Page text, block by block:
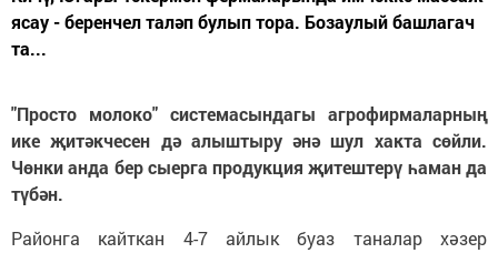
ясау - беренчел таләп булып тора. Бозаулый башлагач
та...
"Просто молоко" системасындагы агрофирмаларның
ике җитәкчесен дә алыштыру әнә шул хакта сөйли.
Чөнки анда бер сыерга продукция җитештерү һаман да
түбән.
Районга кайткан 4-7 айлык буаз таналар хәзер